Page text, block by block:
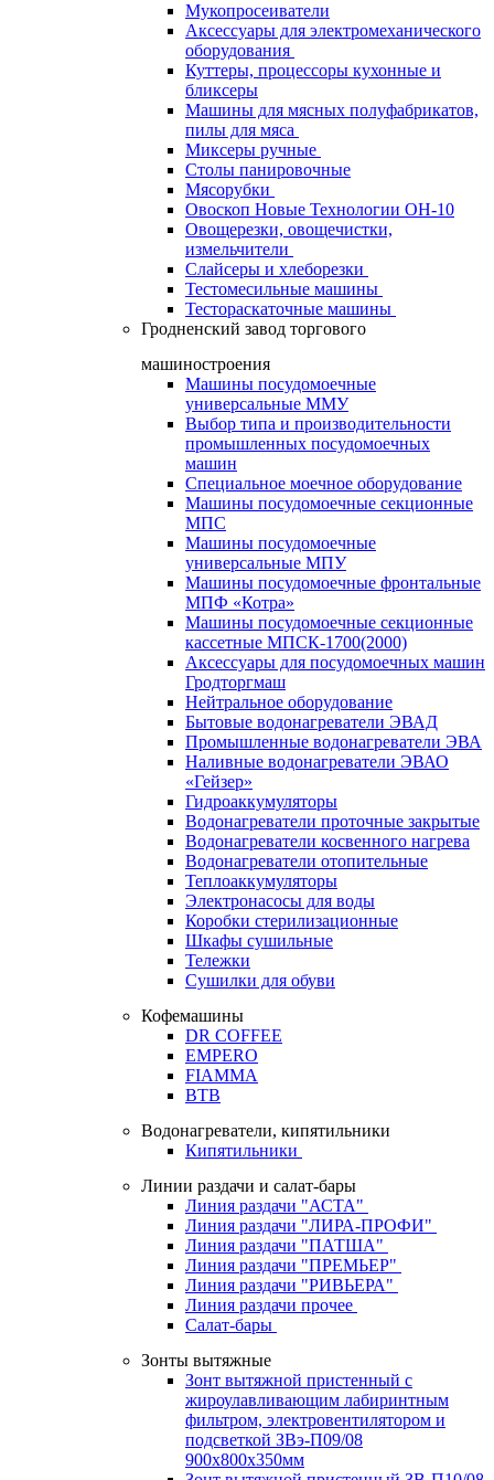
Мукопросеиватели
Аксессуары для электромеханического
оборудования
Куттеры, процессоры кухонные и
бликсеры
Машины для мясных полуфабрикатов,
пилы для мяса
Миксеры ручные
Столы панировочные
Мясорубки
Овоскоп Новые Технологии ОН-10
Овощерезки, овощечистки,
измельчители
Слайсеры и хлеборезки
Тестомесильные машины
Тестораскаточные машины
Гродненский завод торгового
машиностроения
Машины посудомоечные
универсальные ММУ
Выбор типа и производительности
промышленных посудомоечных
машин
Специальное моечное оборудование
Машины посудомоечные секционные
МПС
Машины посудомоечные
универсальные МПУ
Машины посудомоечные фронтальные
МПФ «Котра»
Машины посудомоечные секционные
кассетные МПСК-1700(2000)
Аксессуары для посудомоечных машин
Гродторгмаш
Нейтральное оборудование
Бытовые водонагреватели ЭВАД
Промышленные водонагреватели ЭВА
Наливные водонагреватели ЭВАО
«Гейзер»
Гидроаккумуляторы
Водонагреватели проточные закрытые
Водонагреватели косвенного нагрева
Водонагреватели отопительные
Теплоаккумуляторы
Электронасосы для воды
Коробки стерилизационные
Шкафы сушильные
Тележки
Сушилки для обуви
Кофемашины
DR COFFEE
EMPERO
FIAMMA
BTB
Водонагреватели, кипятильники
Кипятильники
Линии раздачи и салат-бары
Линия раздачи "АСТА"
Линия раздачи "ЛИРА-ПРОФИ"
Линия раздачи "ПАТША"
Линия раздачи "ПРЕМЬЕР"
Линия раздачи "РИВЬЕРА"
Линия раздачи прочее
Салат-бары
Зонты вытяжные
Зонт вытяжной пристенный с
жироулавливающим лабиринтным
фильтром, электровентилятором и
подсветкой ЗВэ-П09/08
900х800х350мм